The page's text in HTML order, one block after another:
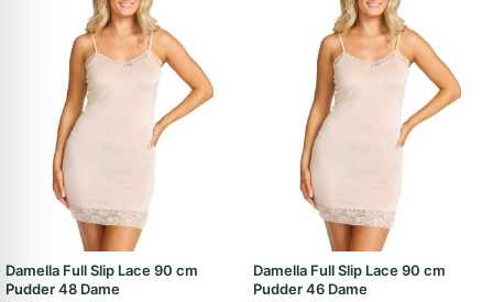
Damella Full Slip Lace 90 cm
Pudder 48 Dame
Damella Full Slip Lace 90 cm
Pudder 46 Dame